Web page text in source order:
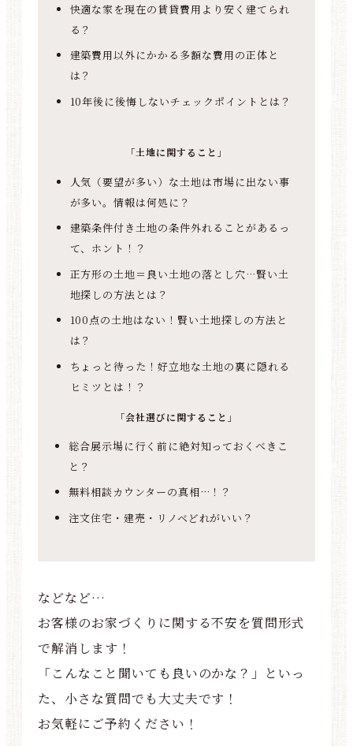
快適な家を現在の賃貸費用より安く建てられ
る？
建築費用以外にかかる多額な費用の正体と
は？
10年後に後悔しないチェックポイントとは？
「土地に関すること」
人気（要望が多い）な土地は市場に出ない事
が多い。情報は何処に？
建築条件付き土地の条件外れることがあるっ
て、ホント！？
正方形の土地＝良い土地の落とし穴…賢い土
地探しの方法とは？
100点の土地はない！賢い土地探しの方法と
は？
ちょっと待った！好立地な土地の裏に隠れる
ヒミツとは！？
「会社選びに関すること」
総合展示場に行く前に絶対知っておくべきこ
と？
無料相談カウンターの真相…！？
注文住宅・建売・リノベどれがいい？
などなど…
お客様のお家づくりに関する不安を質問形式
で解消します！
「こんなこと聞いても良いのかな？」といっ
た、小さな質問でも大丈夫です！
お気軽にご予約ください！